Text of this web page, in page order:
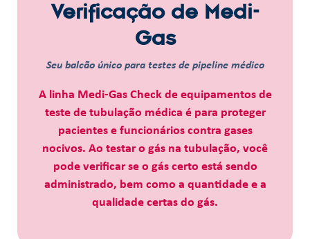
Verificação de Medi-
Gas
Seu balcão único para testes de pipeline médico
A linha Medi-Gas Check de equipamentos de
teste de tubulação médica é para proteger
pacientes e funcionários contra gases
nocivos. Ao testar o gás na tubulação, você
pode verificar se o gás certo está sendo
administrado, bem como a quantidade e a
qualidade certas do gás.